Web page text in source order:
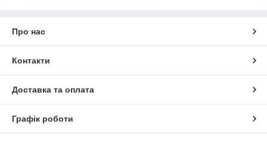
Про нас
Контакти
Доставка та оплата
Графік роботи